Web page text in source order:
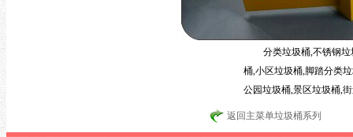
分类垃圾桶,不锈钢
桶,小区垃圾桶,脚踏分类
公园垃圾桶,景区垃圾桶,
返回主菜单垃圾桶系列